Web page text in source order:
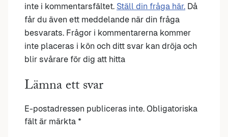
inte i kommentarsfältet. Ställ din fråga här. Då
får du även ett meddelande när din fråga
besvarats. Frågor i kommentarerna kommer
inte placeras i kön och ditt svar kan dröja och
blir svårare för dig att hitta
Lämna ett svar
E-postadressen publiceras inte. Obligatoriska
fält är märkta *